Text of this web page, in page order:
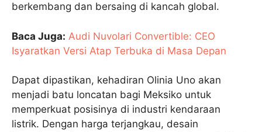
berkembang dan bersaing di kancah global.
Baca Juga: Audi Nuvolari Convertible: CEO
Isyaratkan Versi Atap Terbuka di Masa Depan
Dapat dipastikan, kehadiran Olinia Uno akan
menjadi batu loncatan bagi Meksiko untuk
memperkuat posisinya di industri kendaraan
listrik. Dengan harga terjangkau, desain